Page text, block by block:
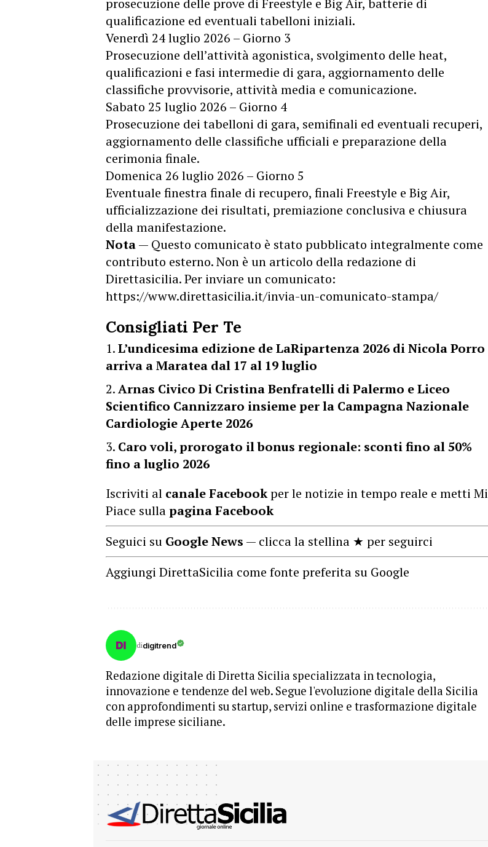
prosecuzione delle prove di Freestyle e Big Air, batterie di
qualificazione ed eventuali tabelloni iniziali.
Venerdì 24 luglio 2026 – Giorno 3
Prosecuzione dell’attività agonistica, svolgimento delle heat,
qualificazioni e fasi intermedie di gara, aggiornamento delle
classifiche provvisorie, attività media e comunicazione.
Sabato 25 luglio 2026 – Giorno 4
Prosecuzione dei tabelloni di gara, semifinali ed eventuali recuperi,
aggiornamento delle classifiche ufficiali e preparazione della
cerimonia finale.
Domenica 26 luglio 2026 – Giorno 5
Eventuale finestra finale di recupero, finali Freestyle e Big Air,
ufficializzazione dei risultati, premiazione conclusiva e chiusura
della manifestazione.
Nota— Questo comunicato è stato pubblicato integralmente come
contributo esterno. Non è un articolo della redazione di
Direttasicilia. Per inviare un comunicato:
https://www.direttasicilia.it/invia-un-comunicato-stampa/
Consigliati Per Te
L’undicesima edizione de LaRipartenza 2026 di Nicola Porro
arriva a Maratea dal 17 al 19 luglio
Arnas Civico Di Cristina Benfratelli di Palermo e Liceo
Scientifico Cannizzaro insieme per la Campagna Nazionale
Cardiologie Aperte 2026
Caro voli, prorogato il bonus regionale: sconti fino al 50%
fino a luglio 2026
Iscriviti al canale Facebookper le notizie in tempo reale e metti Mi
Piace sullapagina Facebook
Seguici su Google News — clicca la stellina ★ per seguirci
Aggiungi DirettaSicilia come fonte preferita su Google
didigitrend
Redazione digitale di Diretta Sicilia specializzata in tecnologia,
innovazione e tendenze del web. Segue l'evoluzione digitale della Sicilia
con approfondimenti su startup, servizi online e trasformazione digitale
delle imprese siciliane.